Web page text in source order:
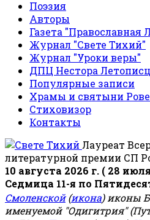
Поэзия
Авторы
Газета "Православная
Журнал "Свете Тихий"
Журнал "Уроки веры"
ДПЦ Нестора
Популярные записи
Храмы и святыни
Стиховизор
Контакты
Лауреат
литературной премии СП
10 августа 2026 г. ( 28
Седмица 11-я по
Смоленской(икона) иконы
именуемой "Одигитрия"